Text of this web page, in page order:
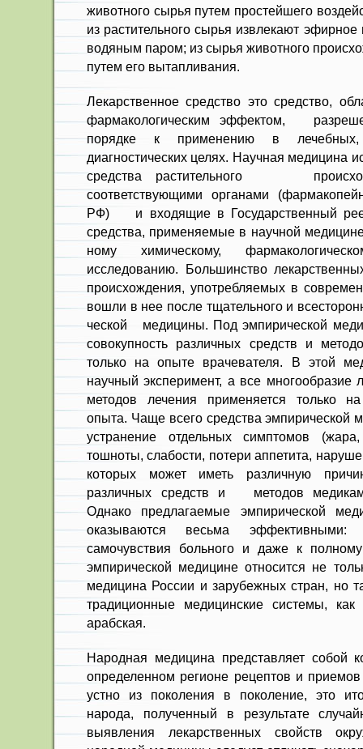
живот­ного сырья путем простейшего
из растительного сырья извлекают
водяным паром; из сырья животного
путем его вытапливания.
Лекарственное средство это сред­ство,
фар­макологическим эффектом,
порядке к приме­нению в лечебных,
диагностических целях. Научная ме­дицина
сред­ства растительного
соответствующими ор­ганами
РФ) и входящие в Госу­дарственный
средства, применяемые в науч­ной
ному химическому,
исследованию. Большинство
происхождения, употреб­ляемых в
вошли в нее после тщательного и
ческой медицины. Под эмпирической
совокуп­ность различных средств и
только на опыте врачевателя. В этой
научный эксперимент, а все многообразие
методов лечения применяется только
опыта. Чаще всего средства эмпирической
устранение отдельных симптомов
тошноты, слабости, потери аппе­тита,
которых может иметь различную
различных средств и методов
Однако предлагаемые эм­пирической
оказываются весьма
самочувствия боль­ного и даже к
эмпирической медицине отно­сится не
медицина России и зарубежных стран, но
традици­онные медицинские системы, как
арабская.
Народная медицина представляет собой
опреде­ленном регионе рецептов и
устно из поколе­ния в поколение, это
народа, полученный в ре­зультате
выявления лекарственных свойств